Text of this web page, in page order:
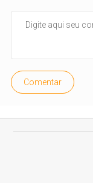
Comentar